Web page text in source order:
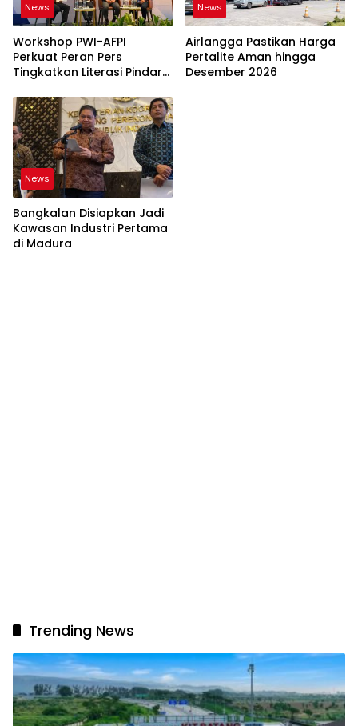
News
Workshop PWI-AFPI
Perkuat Peran Pers
Tingkatkan Literasi Pindar
Masyarakat
News
Airlangga Pastikan Harga
Pertalite Aman hingga
Desember 2026
News
Bangkalan Disiapkan Jadi
Kawasan Industri Pertama
di Madura
Trending News